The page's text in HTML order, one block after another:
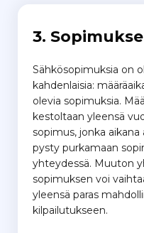
3.
Sähkösopimuksia on
kahdenlaisia:
olevia sopimuksia.
kestoltaan yleensä
sopimus, jonka
pysty purkamaan
yhteydessä. Muuton
sopimuksen voi
yleensä paras
kilpailutukseen.